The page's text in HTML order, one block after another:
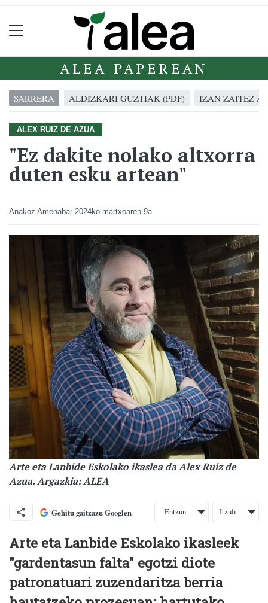
ALEA PAPEREAN
SARRERA ALDIZKARI GUZTIAK (PDF) IZAN ZAITEZ
ALEX RUIZ DE AZUA
"Ez dakite nolako altxorra
duten esku artean"
Anakoz Amenabar 2024ko martxoaren 9a
Arte eta Lanbide Eskolako ikaslea da Alex Ruiz de
Azua. Argazkia: ALEA
Gehitu gaitzazu Googlen Entzun Itzuli
Arte eta Lanbide Eskolako ikasleek
"gardentasun falta" egotzi diote
patronatuari zuzendaritza berria